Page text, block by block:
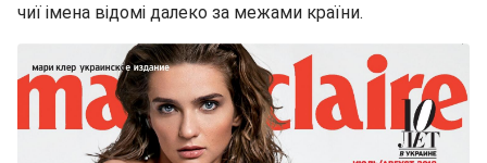
чиї імена відомі далеко за межами країни.